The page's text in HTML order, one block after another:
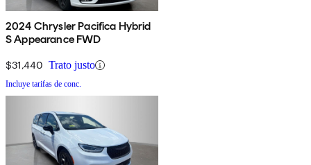
2024 Chrysler Pacifica Hybrid
S Appearance FWD
$31,440 Trato justo
Incluye tarifas de conc.